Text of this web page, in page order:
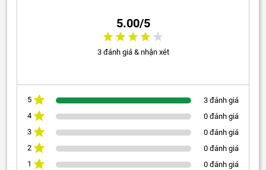
5.00/5
3 đánh giá & nhận xét
5
3 đánh giá
4
0 đánh giá
3
0 đánh giá
2
0 đánh giá
1
0 đánh giá